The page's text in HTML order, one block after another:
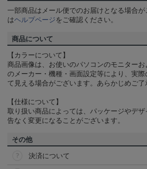
一部商品はメール便でのお届けとなる場合が
はヘルプページをご確認ください。
商品について
【カラーについて】
商品画像は、お使いのパソコンのモニター
のメーカー・機種・画面設定等により、実際
て見える場合がございます。あらかじめご了
【仕様について】
取り扱い商品によっては、パッケージやデ
告なく変更になることがございます。
その他
決済について